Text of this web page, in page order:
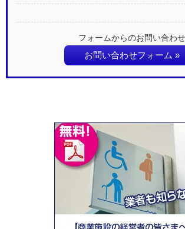
フォームからのお問い合わせ
お問い合わせフォーム »